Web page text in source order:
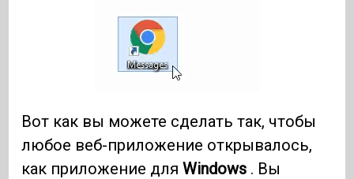
Вот как вы можете сделать так, чтобы
любое веб-приложение открывалось,
как приложение дляWindows . Вы